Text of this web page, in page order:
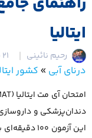
ایتالیا
رحیم نائینی 21 سپتامبر 2025
درنای آبی » کشور
دندان‌پزشکی و
این آزمون